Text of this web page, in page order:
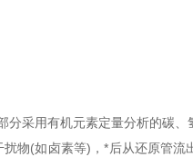
用有机元素定量分析的碳、
物(如卤素等)，*后从还原管